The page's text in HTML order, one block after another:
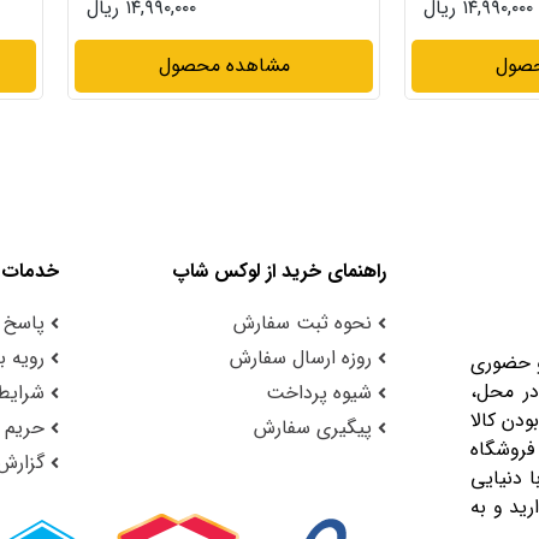
۱۴,۹۹۰,۰۰۰ ریال
۱۳,۹۹۰,۰۰۰ ریال
مشاهده محصول
حضوری
محل،
کالا
دنیایی
و به
راهنمای خرید از لوکس شاپ
نحوه ثبت سفارش
روزه ارسال سفارش
شیوه پرداخت
پیگیری سفارش
خدمات
رویه